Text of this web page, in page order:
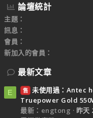
論壇統計
主題
訊息
會員
新加入的會員
最新文章
E 售 未使用過：Antec
Truepower Gold
最新：engtong
昨天